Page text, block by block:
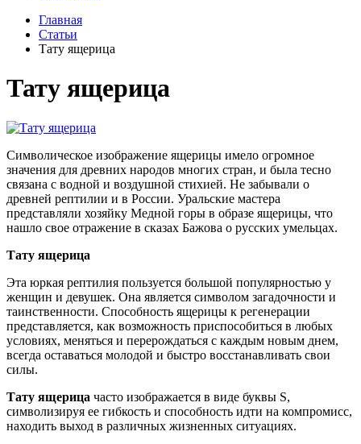
Главная
Статьи
Тату ящерица
Тату ящерица
Символическое изображение ящерицы имело огромное
значения для древних народов многих стран, и была тесно
связана с водной и воздушной стихией. Не забывали о
древней рептилии и в России. Уральские мастера
представляли хозяйку Медной горы в образе ящерицы, что
нашло свое отражение в сказах Бажова о русских умельцах.
Тату ящерица
Эта юркая рептилия пользуется большой популярностью у
женщин и девушек. Она является символом загадочности и
таинственности. Способность ящерицы к регенерации
представляется, как возможность приспособиться в любых
условиях, меняться и перерождаться с каждым новым днем,
всегда оставаться молодой и быстро восстанавливать свои
силы.
Тату ящерица часто изображается в виде буквы S,
символизируя ее гибкость и способность идти на компромисс,
находить выход в различных жизненных ситуациях.